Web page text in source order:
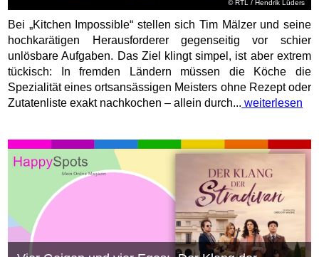
©RTL / Hendrik Lüders
Bei „Kitchen Impossible“ stellen sich Tim Mälzer und seine
hochkarätigen Herausforderer gegenseitig vor schier
unlösbare Aufgaben. Das Ziel klingt simpel, ist aber extrem
tückisch: In fremden Ländern müssen die Köche die
Spezialität eines ortsansässigen Meisters ohne Rezept oder
Zutatenliste exakt nachkochen – allein durch... weiterlesen